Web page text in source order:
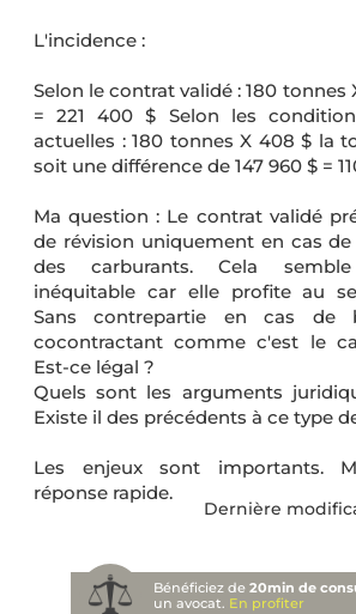
L'incidence :
Selon le contrat validé : 180 tonnes
= 221 400 $ Selon les
actuelles : 180 tonnes X 408 $ la
soit une différence de 147 960 $ =
Ma question : Le contrat validé
de révision uniquement en cas
des carburants. Cela
inéquitable car elle profite au
Sans contrepartie en cas de
cocontractant comme c'est le
Est-ce légal ?
Quels sont les arguments
Existe il des précédents à ce type
Les enjeux sont importants.
réponse rapide.
Dernière
Bénéficiez de20min de
un avocat. En profiter